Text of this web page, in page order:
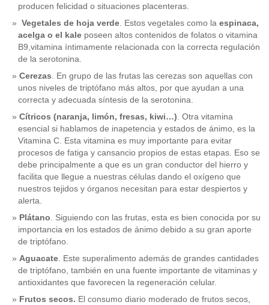
producen felicidad o situaciones placenteras.
Vegetales de hoja verde. Estos vegetales como la espinaca,
acelga o el kale poseen altos contenidos de folatos o vitamina
B9,vitamina íntimamente relacionada con la correcta regulación
de la serotonina.
Cerezas. En grupo de las frutas las cerezas son aquellas con
unos niveles de triptófano más altos, por que ayudan a una
correcta y adecuada síntesis de la serotonina.
Cítricos (naranja, limón, fresas, kiwi…). Otra vitamina
esencial si hablamos de inapetencia y estados de ánimo, es la
Vitamina C. Esta vitamina es muy importante para evitar
procesos de fatiga y cansancio propios de estas etapas. Eso se
debe principalmente a que es un gran conductor del hierro y
facilita que llegue a nuestras células dando el oxígeno que
nuestros tejidos y órganos necesitan para estar despiertos y
alerta.
Plátano. Siguiendo con las frutas, esta es bien conocida por su
importancia en los estados de ánimo debido a su gran aporte
de triptófano.
Aguacate. Este superalimento además de grandes cantidades
de triptófano, también en una fuente importante de vitaminas y
antioxidantes que favorecen la regeneración celular.
Frutos secos. El consumo diario moderado de frutos secos,